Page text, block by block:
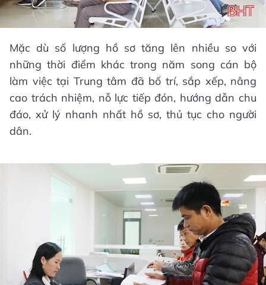
Mặc dù số lượng hồ sơ tăng lên nhiều so với
những thời điểm khác trong năm song cán bộ
làm việc tại Trung tâm đã bố trí, sắp xếp, nâng
cao trách nhiệm, nỗ lực tiếp đón, hướng dẫn chu
đáo, xử lý nhanh nhất hồ sơ, thủ tục cho người
dân.